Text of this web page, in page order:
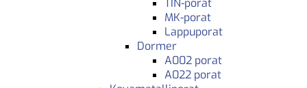
MK-porat
Lappuporat
Dormer
A002 porat
A022 porat